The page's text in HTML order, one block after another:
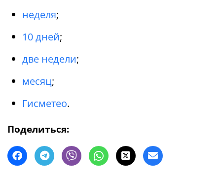
неделя;
10 дней;
две недели;
месяц;
Гисметео.
Поделиться: